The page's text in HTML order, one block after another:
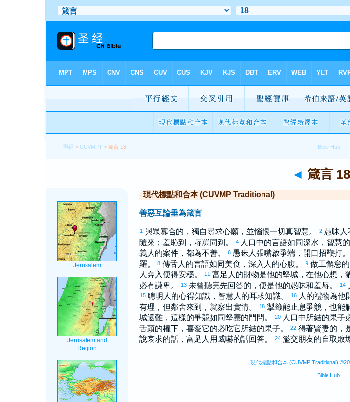
聖經 >CUVMPT > 箴言 18
◄ 箴言 18
現代標點和合本 (CUVMP Traditional)
善惡互論垂為箴言
1 與眾寡合的，獨自尋求心願，並惱恨一切真智慧。 2 愚昧人
隨來；羞恥到，辱罵同到。
4 人口中的言語如同深水，智慧
義人的案件，都為不善。
6 愚昧人張嘴啟爭端，開口招鞭打。
羅。
8 傳舌人的言語如同美食，深入人的心腹。 9 做工懈怠
人奔入便得安穩。
11 富足人的財物是他的堅城，在他心想，
必有謙卑。
13 未曾聽完先回答的，便是他的愚昧和羞辱。 14
15 聰明人的心得知識，智慧人的耳求知識。 16 人的禮物為他
有理，但鄰舍來到，就察出實情。
18 掣籤能止息爭競，也能
城還難，這樣的爭競如同堅寨的門閂。
20 人口中所結的果子
舌頭的權下，喜愛它的必吃它所結的果子。
22 得著賢妻的，
說哀求的話，富足人用威嚇的話回答。
24 濫交朋友的自取敗
現代標點和合本 (CUVMP Traditional)
Bible Hub